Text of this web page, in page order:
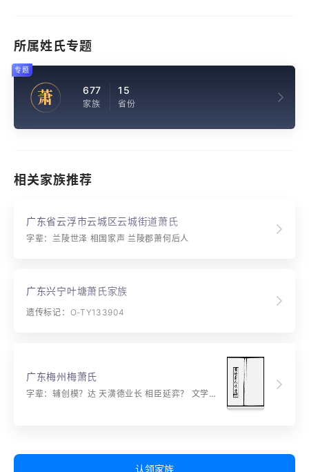
所属姓氏专题
萧 677
家族
15
省份
专题
相关家族推荐
广东省云浮市云城区云城街道萧氏
字辈：兰陵世泽 相国家声 兰陵郡萧何后人
广东兴宁叶塘萧氏家族
遗传标记：O-TY133904
广东梅州梅萧氏
字辈：辅创模？达 天潢德业长 相臣延弈？ 文学伟皇梁
认领家族